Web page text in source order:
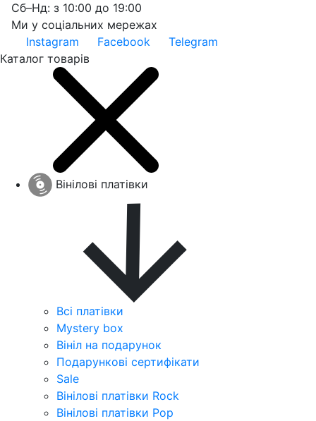
Сб–Нд: з 10:00 до 19:00
Ми у соціальних мережах
Instagram
Facebook
Telegram
Каталог товарів
Вінілові платівки
Всі платівки
Mystery box
Вініл на подарунок
Подарункові сертифікати
Sale
Вінілові платівки Rock
Вінілові платівки Pop